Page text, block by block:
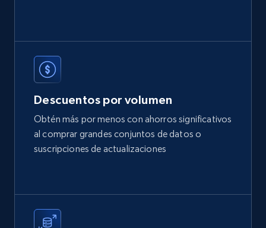
Glassdoor companies reviews
Overview id, Review id, Review url, Rating date,
Count helpful, Count unhelpful, Employee job
Business
LinkedIn profiles Jobs Listings
Descuentos por volumen
Obtén más por menos con ahorros significativos
al comprar grandes conjuntos de datos o
suscripciones de actualizaciones